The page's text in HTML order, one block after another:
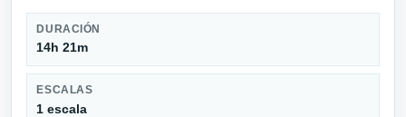
DURACIÓN
14h 21m
ESCALAS
1 escala